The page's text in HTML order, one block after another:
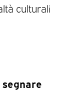
culturali